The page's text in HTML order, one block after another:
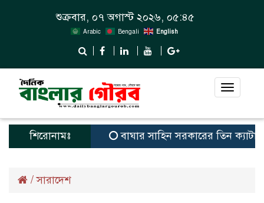
শুক্রবার, ০৭ অগাস্ট ২০২৬, ০৫:৪৫
Arabic Bengali English
Toggle
শিরোনামঃ বাঘার সাহিন সরকারের তিন
/সারাদেশ